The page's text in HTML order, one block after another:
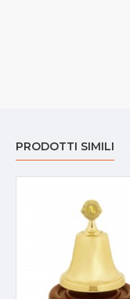
PRODOTTI SIMILI